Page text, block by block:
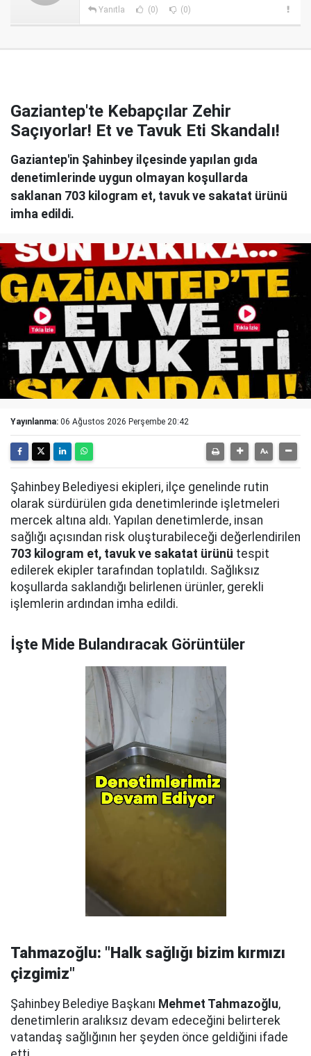
Yanıtla (0) (0)
Gaziantep'te Kebapçılar Zehir
Saçıyorlar! Et ve Tavuk Eti Skandalı!
Gaziantep'in Şahinbey ilçesinde yapılan gıda
denetimlerinde uygun olmayan koşullarda
saklanan 703 kilogram et, tavuk ve sakatat ürünü
imha edildi.
Yayınlanma: 06 Ağustos 2026 Perşembe 20:42
Şahinbey Belediyesi ekipleri, ilçe genelinde rutin
olarak sürdürülen gıda denetimlerinde işletmeleri
mercek altına aldı. Yapılan denetimlerde, insan
sağlığı açısından risk oluşturabileceği değerlendirilen
703 kilogram et, tavuk ve sakatat ürünü tespit
edilerek ekipler tarafından toplatıldı. Sağlıksız
koşullarda saklandığı belirlenen ürünler, gerekli
işlemlerin ardından imha edildi.
İşte Mide Bulandıracak Görüntüler
Tahmazoğlu: "Halk sağlığı bizim kırmızı
çizgimiz"
Şahinbey Belediye Başkanı Mehmet Tahmazoğlu,
denetimlerin aralıksız devam edeceğini belirterek
vatandaş sağlığının her şeyden önce geldiğini ifade